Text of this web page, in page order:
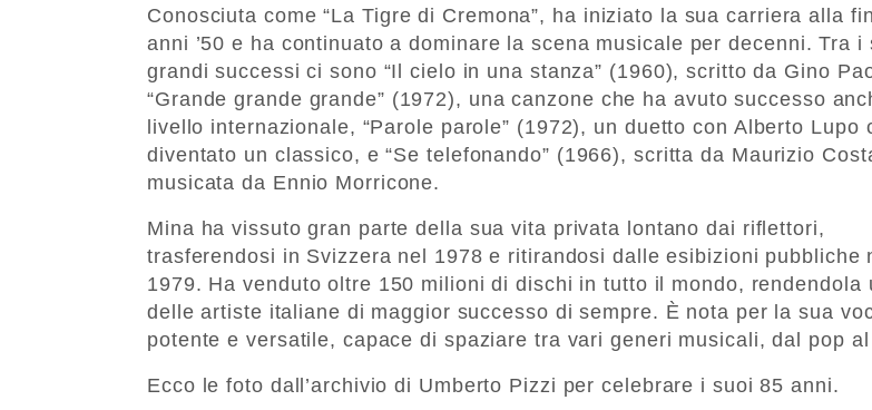
Conosciuta come “La Tigre di Cremona”, ha iniziato la sua carriera alla
anni ’50 e ha continuato a dominare la scena musicale per decenni. Tra i
grandi successi ci sono “Il cielo in una stanza” (1960), scritto da Gino
“Grande grande grande” (1972), una canzone che ha avuto successo
livello internazionale, “Parole parole” (1972), un duetto con Alberto Lupo
diventato un classico, e “Se telefonando” (1966), scritta da Maurizio
musicata da Ennio Morricone.
Mina ha vissuto gran parte della sua vita privata lontano dai riflettori,
trasferendosi in Svizzera nel 1978 e ritirandosi dalle esibizioni pubbliche
1979. Ha venduto oltre 150 milioni di dischi in tutto il mondo, rendendola
delle artiste italiane di maggior successo di sempre. È nota per la sua
potente e versatile, capace di spaziare tra vari generi musicali, dal pop
Ecco le foto dall’archivio di Umberto Pizzi per celebrare i suoi 85 anni.